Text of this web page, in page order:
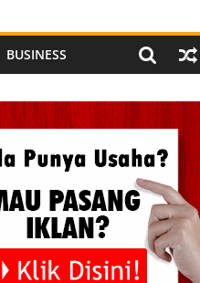
BUSINESS